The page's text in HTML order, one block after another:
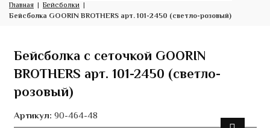
Главная
Бейсболки
Бейсболка GOORIN BROTHERS арт. 101-2450 (светло-розовый)
Бейсболка с сеточкой GOORIN
BROTHERS арт. 101-2450 (светло-
розовый)
Артикул: 90-464-48